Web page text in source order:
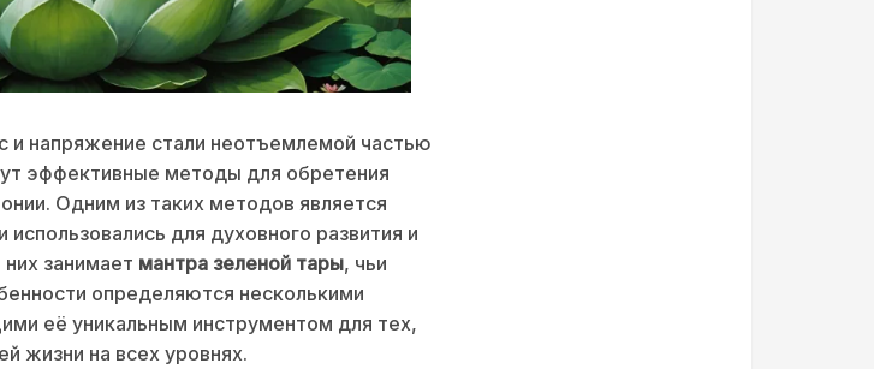
и напряжение стали неотъемлемой частью
эффективные методы для обретения
Одним из таких методов является
для духовного развития и
занимает мантра зеленой тары, чьи
определяются несколькими
её уникальным инструментом для тех,
жизни на всех уровнях.